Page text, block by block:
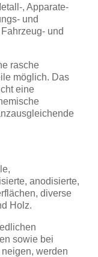
, Apparate-
und
und
rasche
möglich. Das
eine
anodisierte,
diverse
Holz.
sowie bei
werden